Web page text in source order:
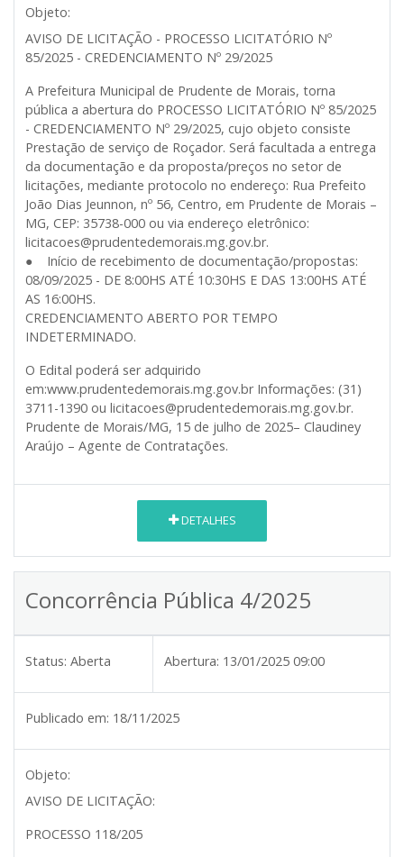
Objeto:
AVISO DE LICITAÇÃO - PROCESSO LICITATÓRIO Nº
85/2025 - CREDENCIAMENTO Nº 29/2025
A Prefeitura Municipal de Prudente de Morais, torna
pública a abertura do PROCESSO LICITATÓRIO Nº 85/2025
- CREDENCIAMENTO Nº 29/2025, cujo objeto consiste
Prestação de serviço de Roçador. Será facultada a entrega
da documentação e da proposta/preços no setor de
licitações, mediante protocolo no endereço: Rua Prefeito
João Dias Jeunnon, nº 56, Centro, em Prudente de Morais –
MG, CEP: 35738-000 ou via endereço eletrônico:
licitacoes@prudentedemorais.mg.gov.br.
● Início de recebimento de documentação/propostas:
08/09/2025 - DE 8:00HS ATÉ 10:30HS E DAS 13:00HS ATÉ
AS 16:00HS.
CREDENCIAMENTO ABERTO POR TEMPO
INDETERMINADO.
O Edital poderá ser adquirido
em:www.prudentedemorais.mg.gov.br Informações: (31)
3711-1390 ou licitacoes@prudentedemorais.mg.gov.br.
Prudente de Morais/MG, 15 de julho de 2025– Claudiney
Araújo – Agente de Contratações.
DETALHES
Concorrência Pública 4/2025
Status: Aberta Abertura: 13/01/2025 09:00
Publicado em: 18/11/2025
Objeto:
AVISO DE LICITAÇÃO:
PROCESSO 118/205